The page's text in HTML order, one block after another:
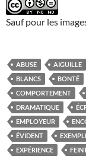
Sauf pour les
ABUSE AIGUILLE
BLANCS
BONTÉ
COMPORTEMENT
DRAMATIQUE
EMPLOYEUR
ÉVIDENT
EXPÉRIENCE